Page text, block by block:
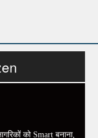
मतलब है कि प्रतिदिन के